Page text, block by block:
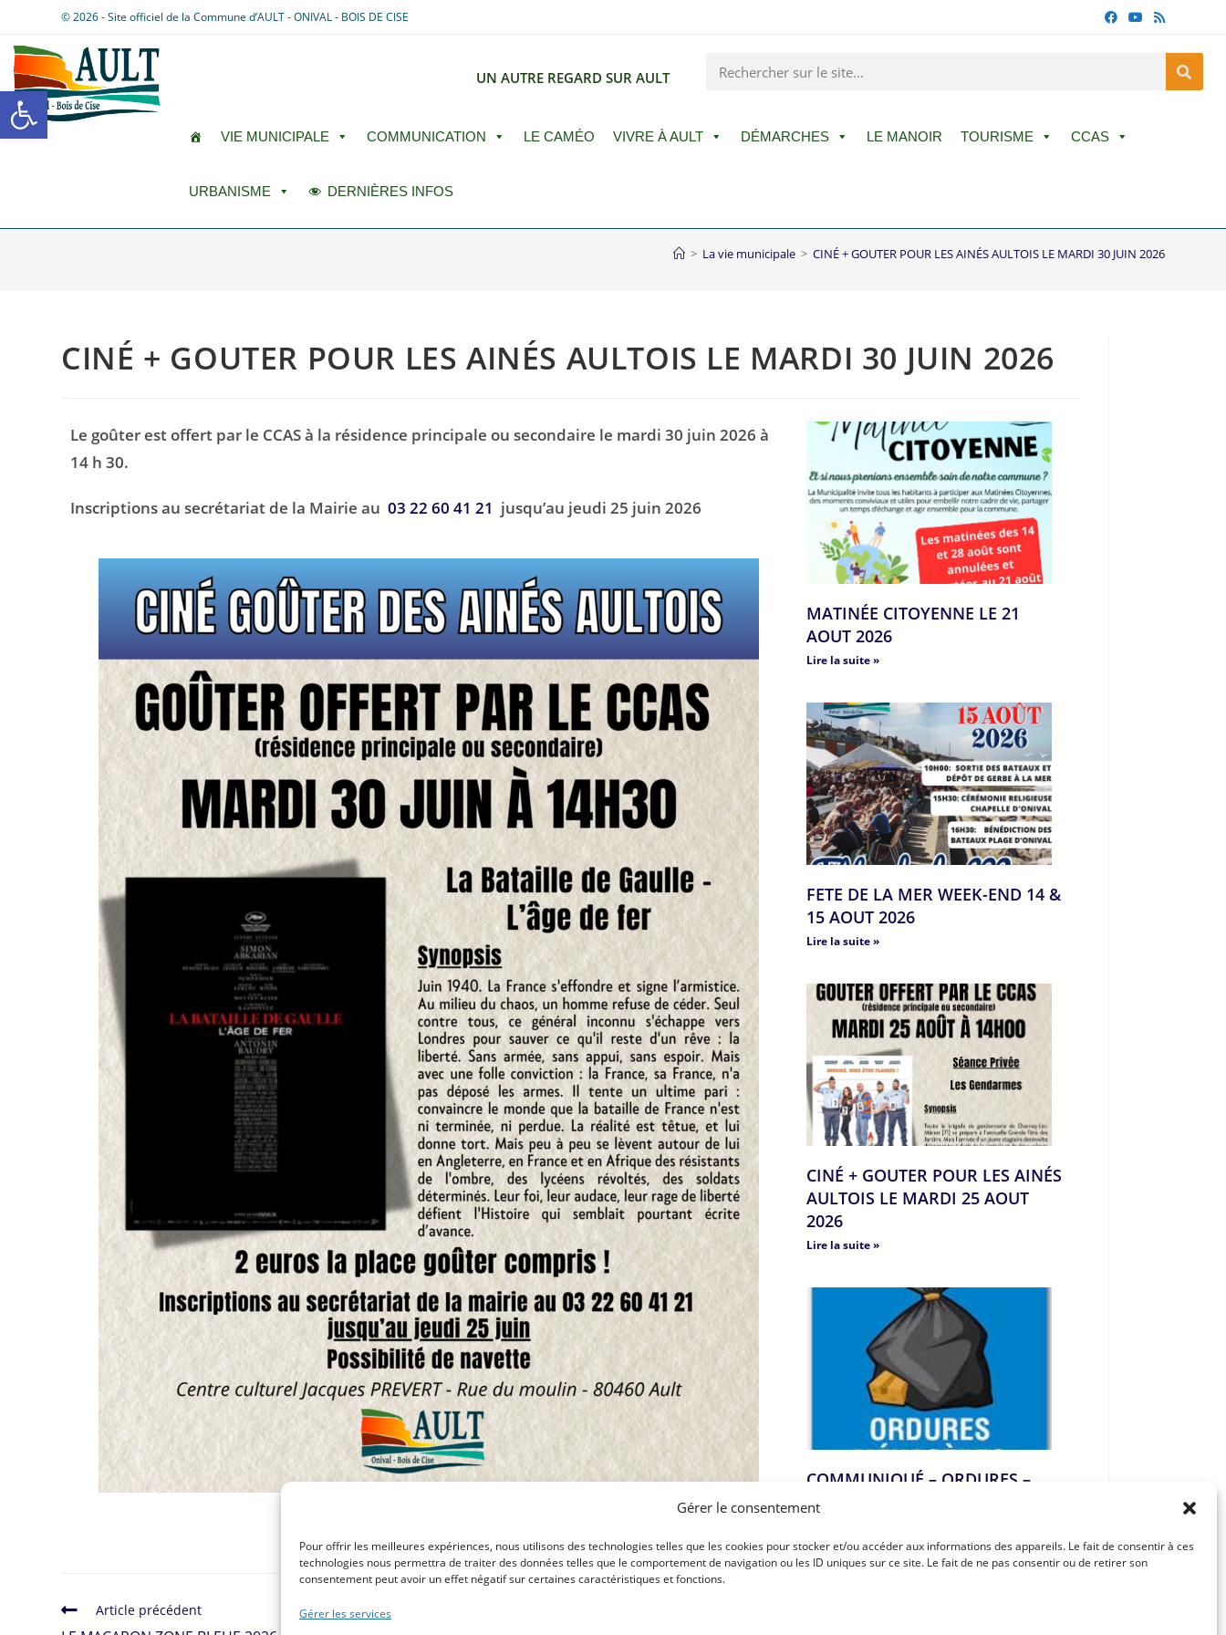
Ouvrir la barre d’outils
Gérer le consentement
Pour offrir les meilleures expériences, nous utilisons des technologies telles que les cookies pour stocker et/ou accéder aux informations des appareils. Le fait de consentir à ces
technologies nous permettra de traiter des données telles que le comportement de navigation ou les ID uniques sur ce site. Le fait de ne pas consentir ou de retirer son
consentement peut avoir un effet négatif sur certaines caractéristiques et fonctions.
Gérer les services
© 2026 - Site officiel de la Commune d’AULT - ONIVAL - BOIS DE CISE
UN AUTRE REGARD SUR AULT
VIE MUNICIPALE COMMUNICATION LE CAMÉO VIVRE À AULT DÉMARCHES LE MANOIR TOURISME CCAS
URBANISME DERNIÈRES INFOS
> La vie municipale > CINÉ + GOUTER POUR LES AINÉS AULTOIS LE MARDI 30 JUIN 2026
CINÉ + GOUTER POUR LES AINÉS AULTOIS LE MARDI 30 JUIN 2026
Le goûter est offert par le CCAS à la résidence principale ou secondaire le mardi 30 juin 2026 à
14 h 30.
Inscriptions au secrétariat de la Mairie au03 22 60 41 21 jusqu’au jeudi 25 juin 2026
MATINÉE CITOYENNE LE 21
AOUT 2026
Lire la suite »
FETE DE LA MER WEEK-END 14 &
15 AOUT 2026
Lire la suite »
CINÉ + GOUTER POUR LES AINÉS
AULTOIS LE MARDI 25 AOUT
2026
Lire la suite »
COMMUNIQUÉ – ORDURES –
LOCATIONS SAISONNIÈRES
Article précédent